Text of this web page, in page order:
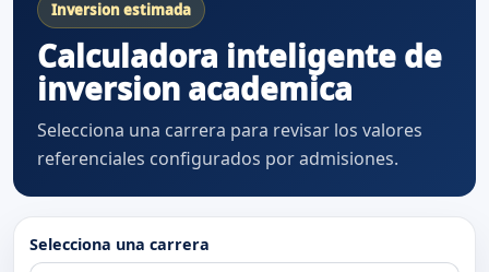
Inversion estimada
Calculadora inteligente de
inversion academica
Selecciona una carrera para revisar los valores
referenciales configurados por admisiones.
Selecciona una carrera